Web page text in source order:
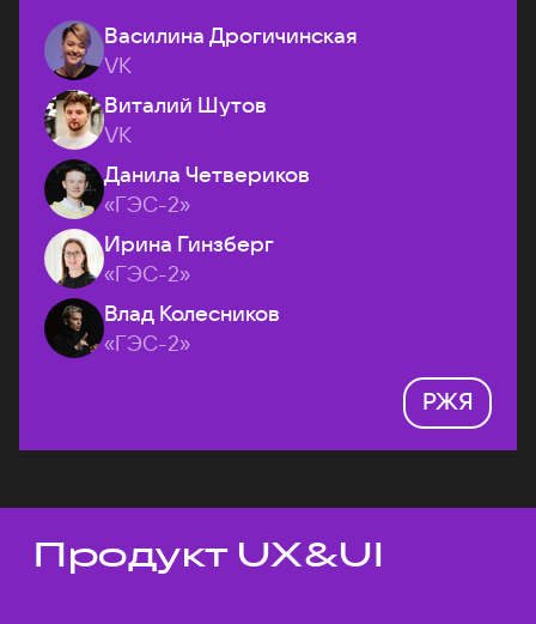
Василина Дрогичинская
VK
Виталий Шутов
VK
Данила Четвериков
«ГЭС-2»
Ирина Гинзберг
«ГЭС-2»
Влад Колесников
«ГЭС-2»
РЖЯ
Темы докладов
Продукт UX&UI